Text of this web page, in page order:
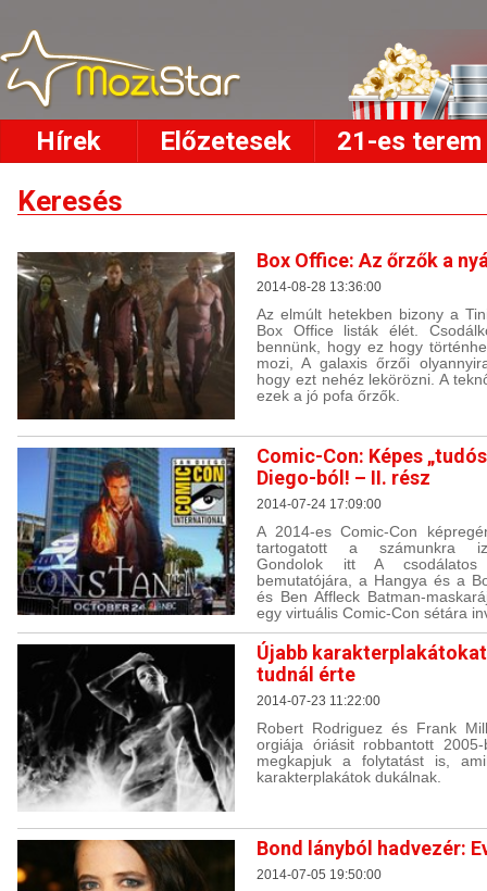
Hírek Előzetesek 21-es terem
Keresés
Box Office: Az őrzők a
2014-08-28 13:36:00
Az elmúlt hetekben bizony a
Box Office listák élét.
bennünk, hogy ez hogy
mozi, A galaxis őrzői
hogy ezt nehéz lekörözni. A
ezek a jó pofa őrzők.
Comic-Con: Képes
Diego-ból! – II. rész
2014-07-24 17:09:00
A 2014-es Comic-Con
tartogatott a számunkra
Gondolok itt A
bemutatójára, a Hangya és a
és Ben Affleck Batman-
egy virtuális Comic-Con sétára
Újabb
tudnál érte
2014-07-23 11:22:00
Robert Rodriguez és Frank
orgiája óriásit robbantott
megkapjuk a folytatást is,
karakterplakátok dukálnak.
Bond lányból hadvezér:
2014-07-05 19:50:00